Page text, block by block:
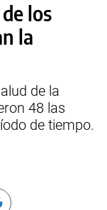
los
la
de la
48 las
de tiempo.